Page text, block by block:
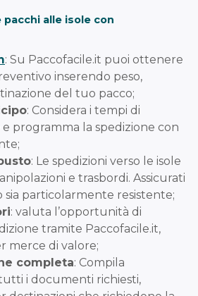
alle isole con
: Su Paccofacile.it puoi ottenere
inserendo peso,
del tuo pacco;
: Considera i tempi di
programma la spedizione con
: Le spedizioni verso le isole
e trasbordi. Assicurati
sia particolarmente resistente;
: valuta l’opportunità di
tramite Paccofacile.it,
merce di valore;
completa: Compila
i documenti richiesti,